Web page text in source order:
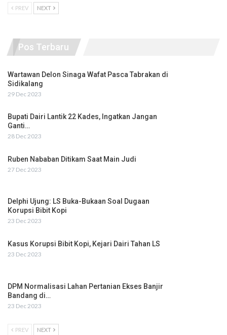
PREV NEXT
Pos Terbaru
Wartawan Delon Sinaga Wafat Pasca Tabrakan di
Sidikalang
29 Dec 2023
Bupati Dairi Lantik 22 Kades, Ingatkan Jangan
Ganti…
28 Dec 2023
Ruben Nababan Ditikam Saat Main Judi
27 Dec 2023
Delphi Ujung: LS Buka-Bukaan Soal Dugaan
Korupsi Bibit Kopi
23 Dec 2023
Kasus Korupsi Bibit Kopi, Kejari Dairi Tahan LS
23 Dec 2023
DPM Normalisasi Lahan Pertanian Ekses Banjir
Bandang di…
23 Dec 2023
PREV NEXT